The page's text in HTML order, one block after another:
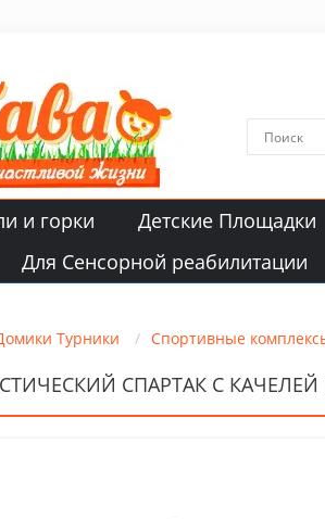
и горки Детские Площадки
Для Сенсорной реабилитации
Турники Спортивные
СПАРТАК С